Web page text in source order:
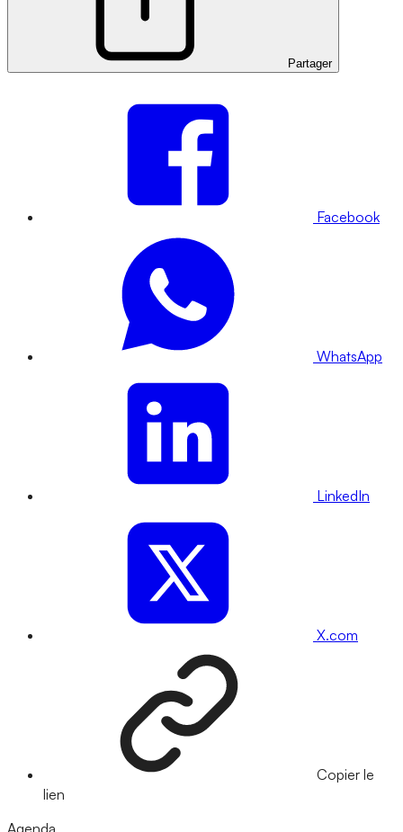
Partager
Facebook
WhatsApp
LinkedIn
X.com
Copier le
lien